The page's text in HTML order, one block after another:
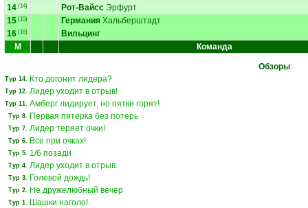
14 (14) Рот-Вайсс Эрфурт
15 (15) Германия Хальберштадт
16 (16)
Вильцинг
М
Команда
Обзоры:
Тур 14. Кто догонит лидера?
Тур 12. Лидер уходит в отрыв!
Тур 11. Амберг лидирует, но пятки горят!
Тур 8. Первая пятерка без потерь
Тур 7. Лидер теряет очки!
Тур 6. Все при очках!
Тур 5. 1/6 позади
Тур 4. Лидер уходит в отрыв.
Тур 3. Голевой дождь!
Тур 2. Не дружелюбный вечер
Тур 1. Шашки наголо!